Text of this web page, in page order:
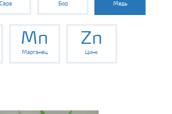
Сера Бор Медь
Mn
Марганец
Zn
Цинк